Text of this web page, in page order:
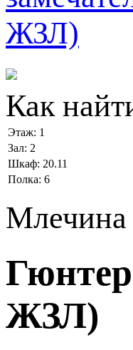
Как
Этаж: 1
Зал: 2
Шкаф: 20.11
Полка: 6
ЖЗЛ)